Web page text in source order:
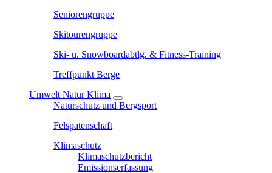
Seniorengruppe
Skitourengruppe
Ski- u. Snowboardabtlg. & Fitness-Training
Treffpunkt Berge
Umwelt Natur Klima
Naturschutz und Bergsport
Felspatenschaft
Klimaschutz
Klimaschutzbericht
Emissionserfassung